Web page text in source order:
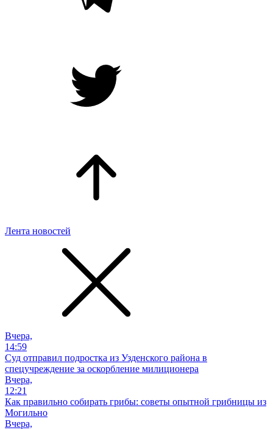
Лента новостей
Вчера,
14:59
Суд отправил подростка из Узденского района в
спецучреждение за оскорбление милиционера
Вчера,
12:21
Как правильно собирать грибы: советы опытной грибницы из
Могильно
Вчера,